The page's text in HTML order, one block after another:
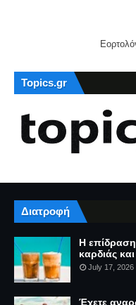
Topics.gr
Διατροφή
Η
καρδιάς
July 17, 2026
Έχετε